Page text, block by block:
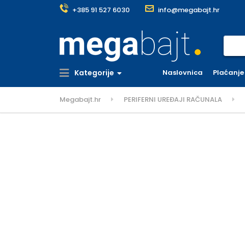
+385 91 527 6030 info@megabajt.hr
Kategorije Naslovnica Plaćanje
Megabajt.hr PERIFERNI UREĐAJI RAČUNALA